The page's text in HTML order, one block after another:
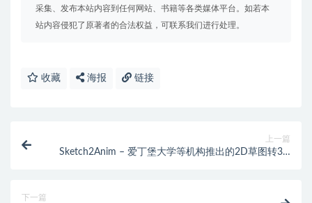
采集、发布本站内容到任何网站、书籍等各类媒体平台。如若本
站内容侵犯了原著者的合法权益，可联系我们进行处理。
收藏 海报 链接
上一篇
Sketch2Anim – 爱丁堡大学等机构推出的2D草图转3D
下一篇